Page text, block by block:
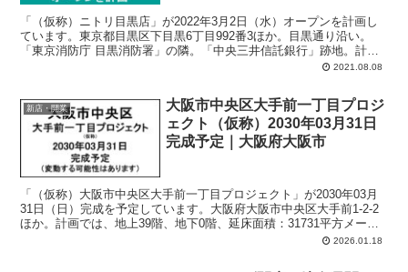
「（仮称）ニトリ目黒店」が2022年3月2日（水）オープンを計画し
ています。東京都目黒区下目黒6丁目992番3ほか。目黒通り沿い。
「東京消防庁 目黒消防署」の隣。「中央三井信託銀行」跡地。計画
では、店舗面積：6,836平方メートル、駐車場：155台、駐輪場：306
2021.08.08
新店・開業
大阪市中央区大手前一丁目プロジ
ェクト（仮称）2030年03月31日
完成予定｜大阪府大阪市
「（仮称）大阪市中央区大手前一丁目プロジェクト」が2030年03月
31日（日）完成を予定しています。大阪府大阪市中央区大手前1-2-2
ほか。計画では、地上39階、地下0階、延床面積：31731平方メート
2026.01.18